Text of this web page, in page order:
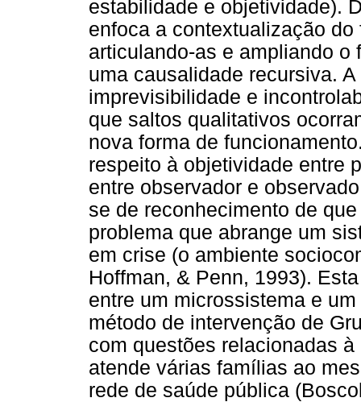
estabilidade e objetividade).
enfoca a contextualização
articulando-as e ampliando o
uma causalidade recursiva.
imprevisibilidade e
que saltos qualitativos
nova forma de
respeito à objetividade entre
entre observador e
se de reconhecimento de
problema que abrange um
em crise (o ambiente
Hoffman, & Penn, 1993).
entre um microssistema e
método de intervenção de
com questões relacionadas
atende várias famílias ao
rede de saúde pública